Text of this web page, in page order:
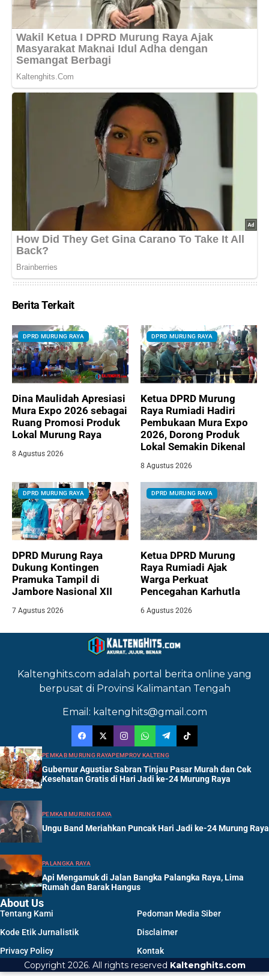
Berita Terkait
DPRD MURUNG RAYA
Dina Maulidah Apresiasi
Mura Expo 2026 sebagai
Ruang Promosi Produk
Lokal Murung Raya
8 Agustus 2026
DPRD MURUNG RAYA
Ketua DPRD Murung
Raya Rumiadi Hadiri
Pembukaan Mura Expo
2026, Dorong Produk
Lokal Semakin Dikenal
8 Agustus 2026
DPRD MURUNG RAYA
DPRD Murung Raya
Dukung Kontingen
Pramuka Tampil di
Jambore Nasional XII
7 Agustus 2026
DPRD MURUNG RAYA
Ketua DPRD Murung
Raya Rumiadi Ajak
Warga Perkuat
Pencegahan Karhutla
6 Agustus 2026
Kaltenghits.com adalah portal berita online yang
berpusat di Provinsi Kalimantan Tengah
Email: kaltenghits@gmail.com
PEMKAB MURUNG RAYAPEMPROV KALTENG
Gubernur Agustiar Sabran Tinjau Pasar Murah dan Cek
Kesehatan Gratis di Hari Jadi ke-24 Murung Raya
PEMKAB MURUNG RAYA
Ungu Band Meriahkan Puncak Hari Jadi ke-24 Murung Raya
PALANGKA RAYA
Api Mengamuk di Jalan Bangka Palangka Raya, Lima
Rumah dan Barak Hangus
About Us
Tentang Kami
Pedoman Media Siber
Kode Etik Jurnalistik
Disclaimer
Privacy Policy
Kontak
Copyright 2026. All rights reserved Kaltenghits.com